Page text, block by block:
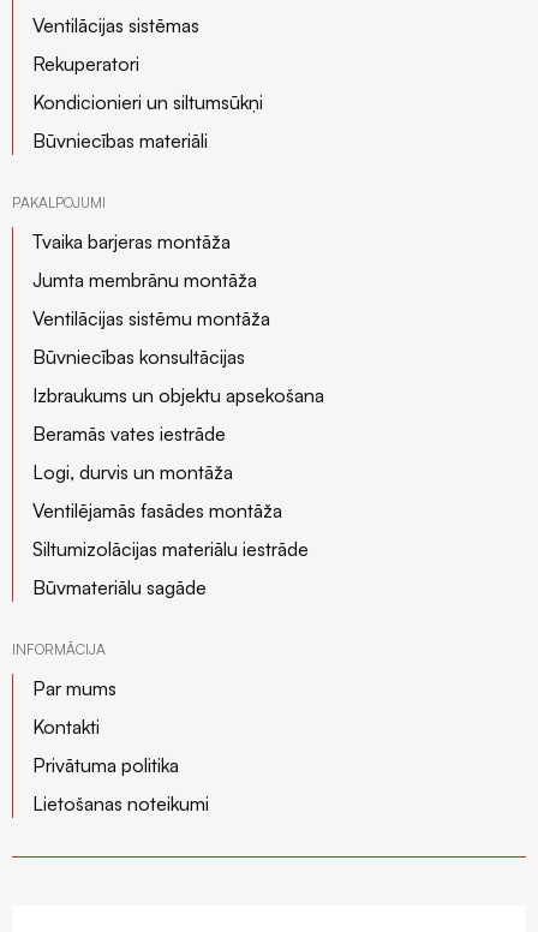
Ventilācijas sistēmas
Rekuperatori
Kondicionieri un siltumsūkņi
Būvniecības materiāli
PAKALPOJUMI
Tvaika barjeras montāža
Jumta membrānu montāža
Ventilācijas sistēmu montāža
Būvniecības konsultācijas
Izbraukums un objektu apsekošana
Beramās vates iestrāde
Logi, durvis un montāža
Ventilējamās fasādes montāža
Siltumizolācijas materiālu iestrāde
Būvmateriālu sagāde
INFORMĀCIJA
Par mums
Kontakti
Privātuma politika
Lietošanas noteikumi